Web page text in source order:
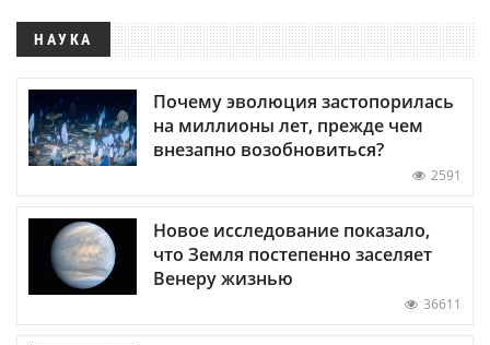
НАУКА
Почему эволюция застопорилась
на миллионы лет, прежде чем
внезапно возобновиться?
2591
Новое исследование показало,
что Земля постепенно заселяет
Венеру жизнью
36611